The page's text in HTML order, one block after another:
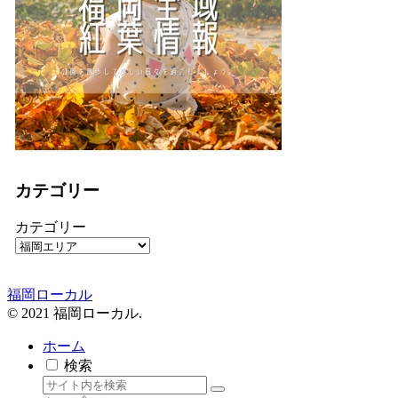
カテゴリー
カテゴリー
福岡ローカル
© 2021 福岡ローカル.
ホーム
検索